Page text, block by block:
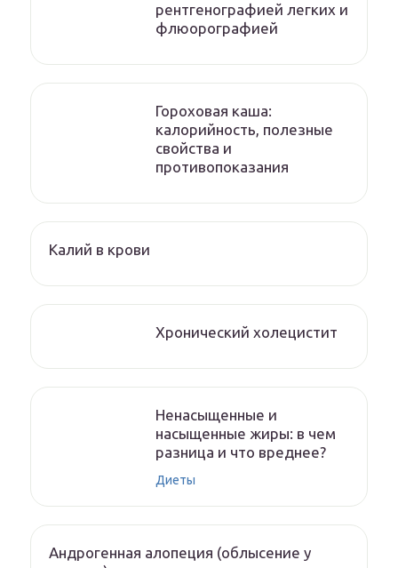
рентгенографией легких и
флюорографией
Гороховая каша:
калорийность, полезные
свойства и
противопоказания
Калий в крови
Хронический холецистит
Ненасыщенные и
насыщенные жиры: в чем
разница и что вреднее?
Диеты
Андрогенная алопеция (облысение у